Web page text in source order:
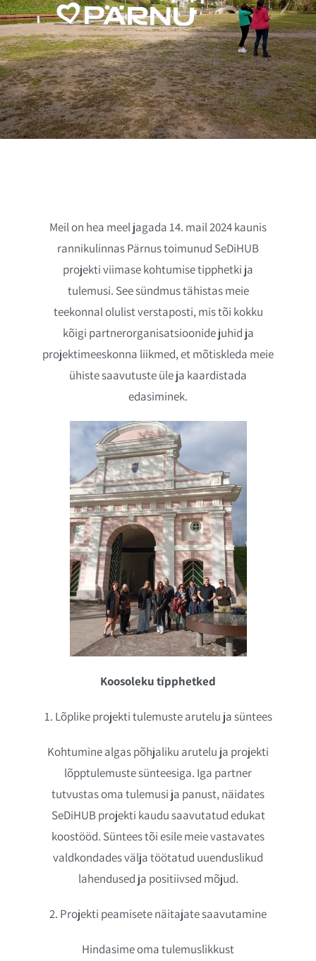
Meil on hea meel jagada 14. mail 2024 kaunis
rannikulinnas Pärnus toimunud SeDiHUB
projekti viimase kohtumise tipphetki ja
tulemusi. See sündmus tähistas meie
teekonnal olulist verstaposti, mis tõi kokku
kõigi partnerorganisatsioonide juhid ja
projektimeeskonna liikmed, et mõtiskleda meie
ühiste saavutuste üle ja kaardistada
edasiminek.
Koosoleku tipphetked
1. Lõplike projekti tulemuste arutelu ja süntees
Kohtumine algas põhjaliku arutelu ja projekti
lõpptulemuste sünteesiga. Iga partner
tutvustas oma tulemusi ja panust, näidates
SeDiHUB projekti kaudu saavutatud edukat
koostööd. Süntees tõi esile meie vastavates
valdkondades välja töötatud uuenduslikud
lahendused ja positiivsed mõjud.
2. Projekti peamisete näitajate saavutamine
Hindasime oma tulemuslikkust